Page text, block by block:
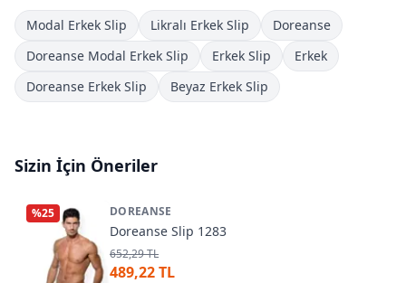
Modal Erkek Slip Likralı Erkek Slip
Doreanse
Doreanse Modal Erkek Slip
Erkek Slip
Erkek
Doreanse Erkek Slip
Beyaz Erkek Slip
Sizin İçin Öneriler
%25 DOREANSE
Doreanse Slip 1283
652,29 TL
489,22 TL